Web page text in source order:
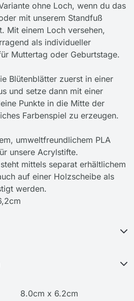
ohne Loch, wenn du das
mit unserem Standfuß
Mit einem Loch versehen,
als individueller
Muttertag oder Geburtstage.
Blütenblätter zuerst in einer
und setze dann mit einer
Punkte in die Mitte der
Farbenspiel zu erzeugen.
umweltfreundlichem PLA
unsere Acrylstifte.
mittels separat erhältlichem
auf einer Holzscheibe als
werden.
8.0cm x 6.2cm